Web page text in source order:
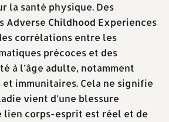
la santé physique. Des
Adverse Childhood Experiences
corrélations entre les
précoces et des
à l’âge adulte, notamment
immunitaires. Cela ne signifie
vient d’une blessure
lien corps-esprit est réel et de